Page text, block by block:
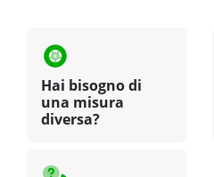
Hai bisogno di
una misura
diversa?